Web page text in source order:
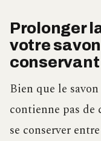
Prolonger
votre
Bien que le
contienne pas
se conserver